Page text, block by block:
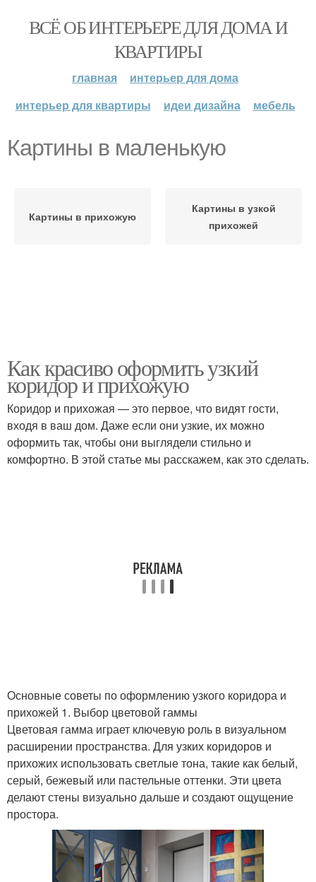
ВСЁ ОБ ИНТЕРЬЕРЕ ДЛЯ ДОМА И
КВАРТИРЫ
главная
интерьер для дома
интерьер для квартиры
идеи дизайна мебель
Картины в маленькую
Картины в прихожую
Картины в узкой
прихожей
Как красиво оформить узкий
коридор и прихожую
Коридор и прихожая — это первое, что видят гости,
входя в ваш дом. Даже если они узкие, их можно
оформить так, чтобы они выглядели стильно и
комфортно. В этой статье мы расскажем, как это сделать.
Основные советы по оформлению узкого коридора и
прихожей 1. Выбор цветовой гаммы
Цветовая гамма играет ключевую роль в визуальном
расширении пространства. Для узких коридоров и
прихожих использовать светлые тона, такие как белый,
серый, бежевый или пастельные оттенки. Эти цвета
делают стены визуально дальше и создают ощущение
простора.